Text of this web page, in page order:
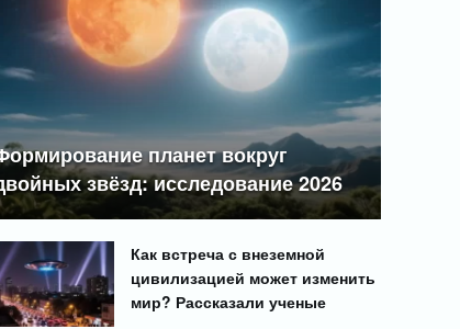
планет вокруг
звёзд: исследование 2026
Как встреча с внеземной
цивилизацией может изменить
мир? Рассказали ученые